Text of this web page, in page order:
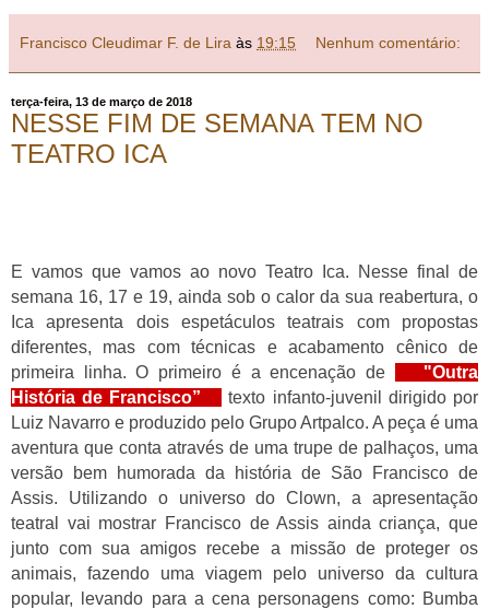
Francisco Cleudimar F. de Lira às 19:15 Nenhum comentário:
terça-feira, 13 de março de 2018
NESSE FIM DE SEMANA TEM NO
TEATRO ICA
E vamos que vamos ao novo Teatro Ica. Nesse final de
semana 16, 17 e 19, ainda sob o calor da sua reabertura, o
Ica apresenta dois espetáculos teatrais com propostas
diferentes, mas com técnicas e acabamento cênico de
primeira linha. O primeiro é a encenação de
"Outra
História de Francisco”
texto infanto-juvenil dirigido por
Luiz Navarro e produzido pelo Grupo Artpalco. A peça é uma
aventura que conta através de uma trupe de palhaços, uma
versão bem humorada da história de São Francisco de
Assis. Utilizando o universo do Clown, a apresentação
teatral vai mostrar Francisco de Assis ainda criança, que
junto com sua amigos recebe a missão de proteger os
animais, fazendo uma viagem pelo universo da cultura
popular, levando para a cena personagens como: Bumba